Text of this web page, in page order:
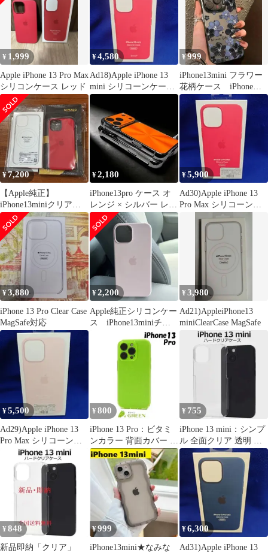
¥ 1,999
Apple iPhone 13 Pro Max
シリコンケース レッド
¥4,580
Ad18)Apple iPhone 13
mini シリコーンケース
RED
¥999
iPhone13mini フラワー
花柄ケース iPhoneケ
ース
¥7,200
【Apple純正】
iPhone13miniクリアケ
ースNIMASOガラスフ
ィルム
¥2,180
iPhone13pro ケース オ
レンジ × シルバー レン
ズ フルカバー
¥5,900
Ad30)Apple iPhone 13
Pro Max シリコーンケ
¥3,880
iPhone 13 Pro Clear Case
MagSafe対応
¥2,200
Apple純正シリコンケー
ス iPhone13miniチョ
¥3,980
Ad21)AppleiPhone13
miniClearCase MagSafe
¥5,500
Ad29)Apple iPhone 13
Pro Max シリコーンケ
¥ 800
iPhone 13 Pro：ビタミ
ンカラー 背面カバー ソ
フトケース★グリーン
¥ 755
iPhone 13 mini：シンプ
ル 全面クリア 透明 ハ
ードケース★クリア
¥ 848
新品即納「クリア」
¥999
iPhone13mini★なみな
¥6,300
Ad31)Apple iPhone 13